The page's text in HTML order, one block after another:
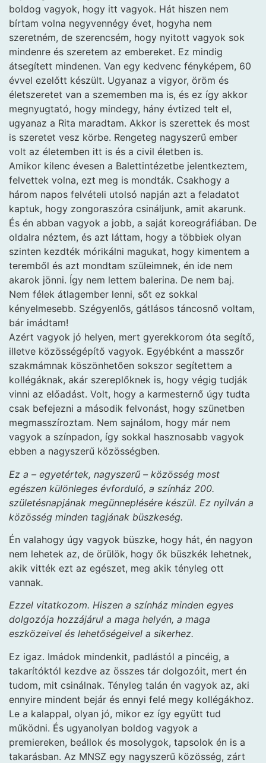
boldog vagyok, hogy itt vagyok. Hát hiszen nem
bírtam volna negyvennégy évet, hogyha nem
szeretném, de szerencsém, hogy nyitott vagyok sok
mindenre és szeretem az embereket. Ez mindig
átsegített mindenen. Van egy kedvenc fényképem, 60
évvel ezelőtt készült. Ugyanaz a vigyor, öröm és
életszeretet van a szememben ma is, és ez így akkor
megnyugtató, hogy mindegy, hány évtized telt el,
ugyanaz a Rita maradtam. Akkor is szerettek és most
is szeretet vesz körbe. Rengeteg nagyszerű ember
volt az életemben itt is és a civil életben is.
Amikor kilenc évesen a Balettintézetbe jelentkeztem,
felvettek volna, ezt meg is mondták. Csakhogy a
három napos felvételi utolsó napján azt a feladatot
kaptuk, hogy zongoraszóra csináljunk, amit akarunk.
És én abban vagyok a jobb, a saját koreográfiában. De
oldalra néztem, és azt láttam, hogy a többiek olyan
szinten kezdték mórikálni magukat, hogy kimentem a
teremből és azt mondtam szüleimnek, én ide nem
akarok jönni. Így nem lettem balerina. De nem baj.
Nem félek átlagember lenni, sőt ez sokkal
kényelmesebb. Szégyenlős, gátlásos táncosnő voltam,
bár imádtam!
Azért vagyok jó helyen, mert gyerekkorom óta segítő,
illetve közösségépítő vagyok. Egyébként a masszőr
szakmámnak köszönhetően sokszor segítettem a
kollégáknak, akár szereplőknek is, hogy végig tudják
vinni az előadást. Volt, hogy a karmesternő úgy tudta
csak befejezni a második felvonást, hogy szünetben
megmasszíroztam. Nem sajnálom, hogy már nem
vagyok a színpadon, így sokkal hasznosabb vagyok
ebben a nagyszerű közösségben.
Ez a – egyetértek, nagyszerű – közösség most
egészen különleges évforduló, a színház 200.
születésnapjának megünneplésére készül. Ez nyilván a
közösség minden tagjának büszkeség.
Én valahogy úgy vagyok büszke, hogy hát, én nagyon
nem lehetek az, de örülök, hogy ők büszkék lehetnek,
akik vitték ezt az egészet, meg akik tényleg ott
vannak.
Ezzel vitatkozom. Hiszen a színház minden egyes
dolgozója hozzájárul a maga helyén, a maga
eszközeivel és lehetőségeivel a sikerhez.
Ez igaz. Imádok mindenkit, padlástól a pincéig, a
takarítóktól kezdve az összes tár dolgozóit, mert én
tudom, mit csinálnak. Tényleg talán én vagyok az, aki
ennyire mindent bejár és ennyi felé megy kollégákhoz.
Le a kalappal, olyan jó, mikor ez így együtt tud
működni. És ugyanolyan boldog vagyok a
premiereken, beállok és mosolygok, tapsolok én is a
takarásban. Az MNSZ egy nagyszerű közösség, zárt